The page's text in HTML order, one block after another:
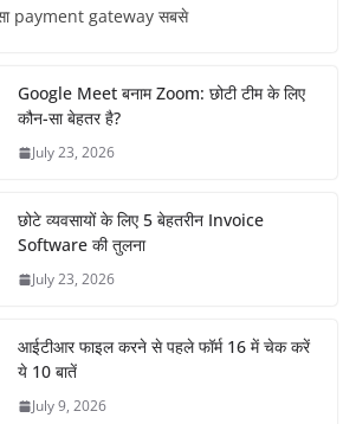
सा payment gateway सबसे
Google Meet बनाम Zoom: छोटी टीम के लिए
कौन-सा बेहतर है?
July 23, 2026
छोटे व्यवसायों के लिए 5 बेहतरीन Invoice
Software की तुलना
July 23, 2026
आईटीआर फाइल करने से पहले फॉर्म 16 में चेक करें
ये 10 बातें
July 9, 2026